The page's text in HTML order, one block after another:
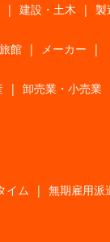
| 建設・土木 | 製
館 | メーカー |
| 卸売業・小売業
イム | 無期雇用派